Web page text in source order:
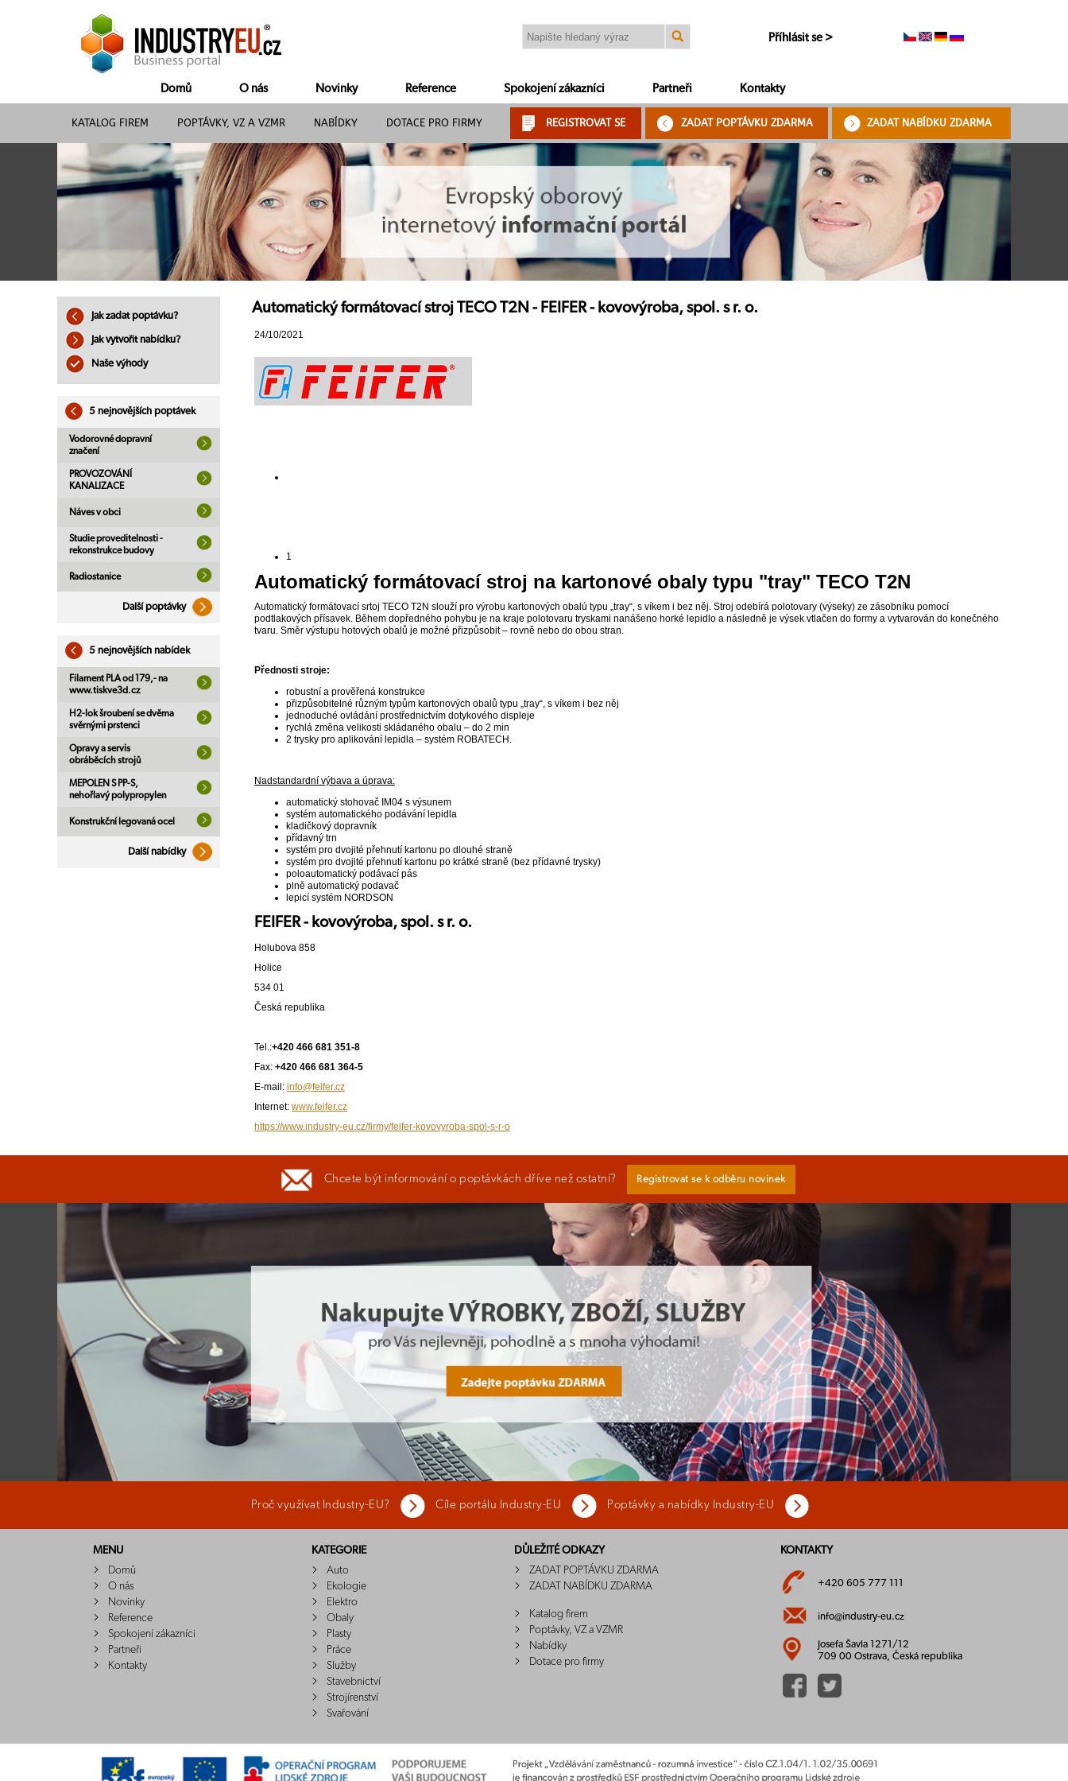
Příhlásit se >
Domů O nás Novinky Reference Spokojení zákazníci Partneři Kontakty
KATALOG FIREM POPTÁVKY, VZ A VZMR NABÍDKY DOTACE PRO FIRMY REGISTROVAT SE ZADAT POPTÁVKU ZDARMA ZADAT NABÍDKU ZDARMA
Jak zadat poptávku?
Jak vytvořit nabídku?
Naše výhody
5 nejnovějších poptávek
Vodorovné dopravní
značení
PROVOZOVÁNÍ
KANALIZACE
Náves v obci
Studie proveditelnosti -
rekonstrukce budovy
Radiostanice
Další poptávky
5 nejnovějších nabídek
Filament PLA od 179,- na
www.tiskve3d.cz
H2-lok šroubení se dvěma
svěrnými prstenci
Opravy a servis
obráběcích strojů
MEPOLEN S PP-S,
nehořlavý polypropylen
Konstrukční legovaná ocel
Další nabídky
Automatický formátovací stroj TECO T2N - FEIFER - kovovýroba, spol. s r. o.
24/10/2021
1
Automatický formátovací stroj na kartonové obaly typu "tray" TECO T2N
Automatický formátovací srtoj TECO T2N slouží pro výrobu kartonových obalú typu „tray“, s víkem i bez něj. Stroj odebírá polotovary (výseky) ze zásobníku pomocí
podtlakových přísavek. Během dopředného pohybu je na kraje polotovaru tryskami nanášeno horké lepidlo a následně je výsek vtlačen do formy a vytvarován do konečného
tvaru. Směr výstupu hotových obalů je možné přizpůsobit – rovně nebo do obou stran.
Přednosti stroje:
robustní a prověřená konstrukce
přizpůsobitelné různým typům kartonových obalů typu „tray“, s víkem i bez něj
jednoduché ovládání prostřednictvím dotykového displeje
rychlá změna velikosti skládaného obalu – do 2 min
2 trysky pro aplikování lepidla – systém ROBATECH.
Nadstandardní výbava a úprava:
automatický stohovač IM04 s výsunem
systém automatického podávání lepidla
kladičkový dopravník
přídavný trn
systém pro dvojité přehnutí kartonu po dlouhé straně
systém pro dvojité přehnutí kartonu po krátké straně (bez přídavné trysky)
poloautomatický podávací pás
plně automatický podavač
lepicí systém NORDSON
FEIFER - kovovýroba, spol. s r. o.
Holubova 858
Holice
534 01
Česká republika
Tel.:+420 466 681 351-8
Fax: +420 466 681 364-5
E-mail: info@feifer.cz
Internet: www.feifer.cz
https://www.industry-eu.cz/firmy/feifer-kovovyroba-spol-s-r-o
Chcete být informování o poptávkách dříve než ostatní? Registrovat se k odběru novinek
Proč využívat Industry-EU? Cíle portálu Industry-EU Poptávky a nabídky Industry-EU
MENU
Domů
O nás
Novinky
Reference
Spokojení zákazníci
Partneři
Kontakty
KATEGORIE
Auto
Ekologie
Elektro
Obaly
Plasty
Práce
Služby
Stavebnictví
Strojírenství
Svařování
DŮLEŽITÉ ODKAZY
ZADAT POPTÁVKU ZDARMA
ZADAT NABÍDKU ZDARMA
Katalog firem
Poptávky, VZ a VZMR
Nabídky
Dotace pro firmy
KONTAKTY
+420 605 777 111
info@industry-eu.cz
Josefa Šavla 1271/12
709 00 Ostrava, Česká republika